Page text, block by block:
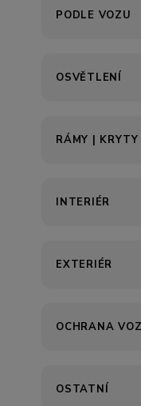
PODLE VOZU
OSVĚTLENÍ
RÁMY |
INTERIÉR
EXTERIÉR
OCHRANA
OSTATNÍ